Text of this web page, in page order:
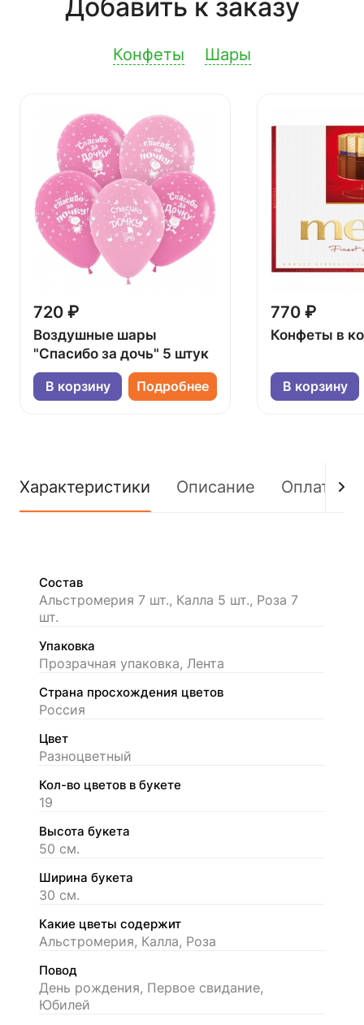
Добавить к заказу
Конфеты Шары
720 ₽
Воздушные шары
"Спасибо за дочь" 5 штук
В корзину Подробнее
770 ₽
Конфеты в
В корзину
Характеристики Описание Оплата
Состав
Альстромерия 7 шт., Калла 5 шт., Роза 7
шт.
Упаковка
Прозрачная упаковка, Лента
Страна просхождения цветов
Россия
Цвет
Разноцветный
Кол-во цветов в букете
19
Высота букета
50 см.
Ширина букета
30 см.
Какие цветы содержит
Альстромерия, Калла, Роза
Повод
День рождения, Первое свидание,
Юбилей